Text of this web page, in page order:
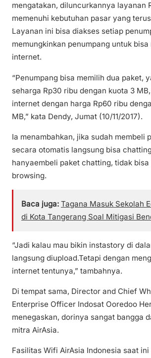
mengatakan, diluncurkannya layanan
memenuhi kebutuhan pasar yang
Layanan ini bisa diakses setiap
memungkinkan penumpang untuk bisa
internet.
“Penumpang bisa memilih dua paket,
seharga Rp30 ribu dengan kuota 3
internet dengan harga Rp60 ribu
MB,” kata Dendy, Jumat (10/11/2017).
Ia menambahkan, jika sudah membeli
secara otomatis langsung bisa
hanyaembeli paket chatting, tidak bisa
browsing.
Baca juga: Tagana Masuk Sekolah
di Kota Tangerang Soal Mitigasi
“Jadi kalau mau bikin instastory di
langsung diupload.Tetapi dengan
internet tentunya,” tambahnya.
Di tempat sama, Director and Chief
Enterprise Officer Indosat Ooredoo
menegaskan, dorinya sangat bangga
mitra AirAsia.
Fasilitas Wifi AirAsia Indonesia saat